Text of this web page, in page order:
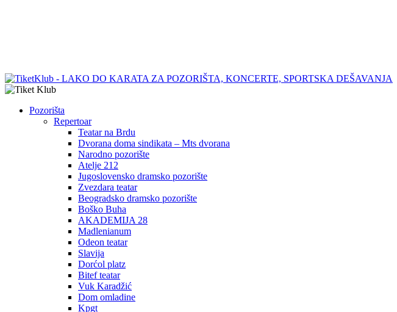
Pozorišta
Repertoar
Teatar na Brdu
Dvorana doma sindikata – Mts dvorana
Narodno pozorište
Atelje 212
Jugoslovensko dramsko pozorište
Zvezdara teatar
Beogradsko dramsko pozorište
Boško Buha
AKADEMIJA 28
Madlenianum
Odeon teatar
Slavija
Dorćol platz
Bitef teatar
Vuk Karadžić
Dom omladine
Kpgt